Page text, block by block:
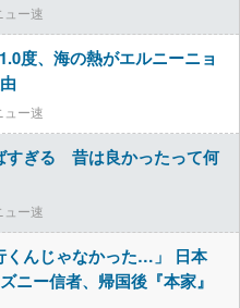
ュー速
度、海の熱がエルニーニョ
ュー速
すぎる 昔は良かったって何
ュー速
くんじゃなかった…」 日本
ニー信者、帰国後『本家』